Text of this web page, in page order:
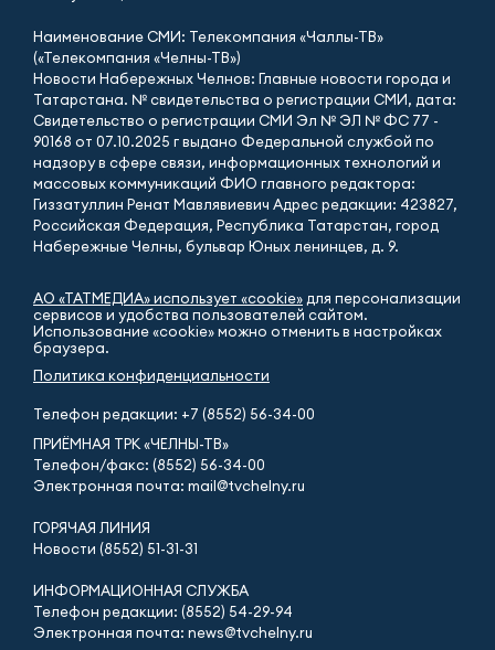
Наименование СМИ: Телекомпания «Чаллы-ТВ»
(«Телекомпания «Челны-ТВ»)
Новости Набережных Челнов: Главные новости города и
Татарстана. № свидетельства о регистрации СМИ, дата:
Свидетельство о регистрации СМИ Эл № ЭЛ № ФС 77 -
90168 от 07.10.2025 г выдано Федеральной службой по
надзору в сфере связи, информационных технологий и
массовых коммуникаций ФИО главного редактора:
Гиззатуллин Ренат Мавлявиевич Адрес редакции: 423827,
Российская Федерация, Республика Татарстан, город
Набережные Челны, бульвар Юных ленинцев, д. 9.
АО «ТАТМЕДИА» использует «cookie»для персонализации
сервисов и удобства пользователей сайтом.
Использование «cookie» можно отменить в настройках
браузера.
Политика конфиденциальности
Телефон редакции: +7 (8552) 56-34-00
ПРИЁМНАЯ ТРК «ЧЕЛНЫ-ТВ»
Телефон/факс: (8552) 56-34-00
Электронная почта: mail@tvchelny.ru
ГОРЯЧАЯ ЛИНИЯ
Новости (8552) 51-31-31
ИНФОРМАЦИОННАЯ СЛУЖБА
Телефон редакции: (8552) 54-29-94
Электронная почта: news@tvchelny.ru